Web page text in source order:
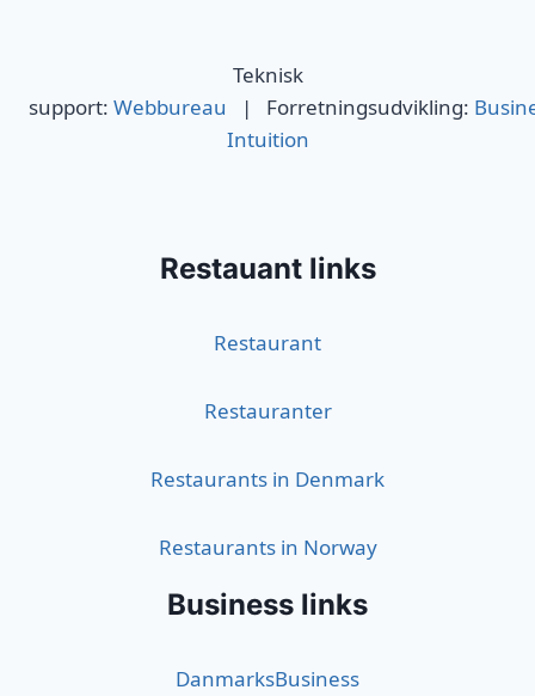
Teknisk
support: Webbureau | Forretningsudvikling:
Intuition
Restauant links
Restaurant
Restauranter
Restaurants in Denmark
Restaurants in Norway
Business links
DanmarksBusiness